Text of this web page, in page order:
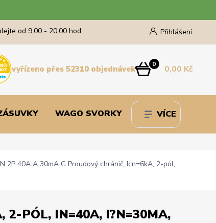
Přihlášení
od 9,00 - 20,00 hod
0 0,00 Kč
vyřízeno přes 52310 objednávek
WAGO SVORKY VÍCE
2P 40A A 30mA G Proudový chránič, Icn=6kA, 2-pól,
2-PÓL, IN=40A, I?N=30MA,